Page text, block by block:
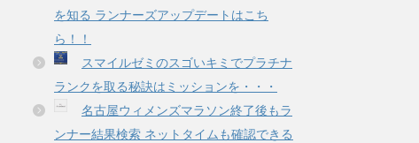
を知る ランナーズアップデートはこち
ら！！
スマイルゼミのスゴいキミでプラチナ
ランクを取る秘訣はミッションを・・・
名古屋ウィメンズマラソン終了後もラ
ンナー結果検索 ネットタイムも確認できる